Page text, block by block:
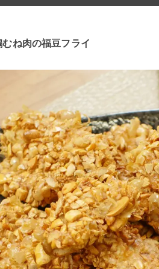
ね肉の福豆フライ